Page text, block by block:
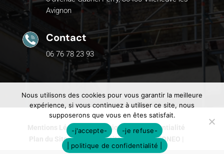
Avignon
Contact
06 76 78 23 93
Mentions Légales
Politique de Confidentialité
Plan du Site
Création site internet | VEONEO |
Nous utilisons des cookies pour vous garantir la meilleure
expérience, si vous continuez à utiliser ce site, nous
supposerons que vous en êtes satisfait.
-j'accepte-
-je refuse-
| politique de confidentialité |